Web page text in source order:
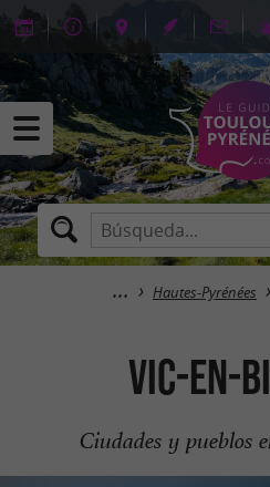
Hautes-Pyrénées
Vic-en-
Ciudades y pueblos